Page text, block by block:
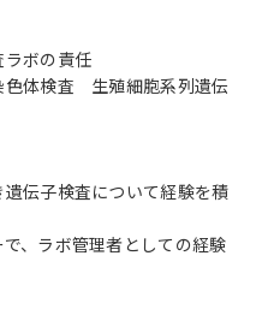
ボの責任
体検査 生殖細胞系列遺伝
伝子検査について経験を積
、ラボ管理者としての経験